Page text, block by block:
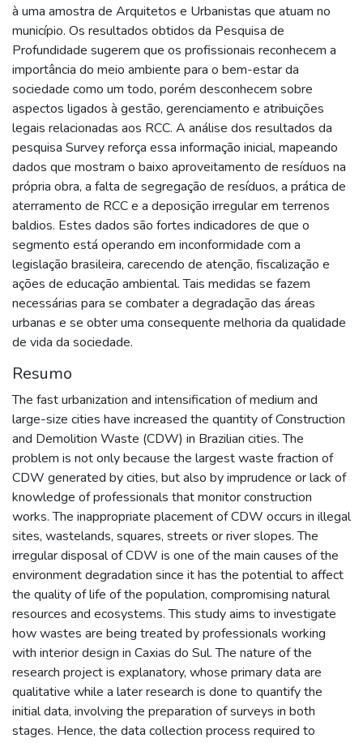
à uma amostra de Arquitetos e Urbanistas que atuam no
município. Os resultados obtidos da Pesquisa de
Profundidade sugerem que os profissionais reconhecem a
importância do meio ambiente para o bem-estar da
sociedade como um todo, porém desconhecem sobre
aspectos ligados à gestão, gerenciamento e atribuições
legais relacionadas aos RCC. A análise dos resultados da
pesquisa Survey reforça essa informação inicial, mapeando
dados que mostram o baixo aproveitamento de resíduos na
própria obra, a falta de segregação de resíduos, a prática de
aterramento de RCC e a deposição irregular em terrenos
baldios. Estes dados são fortes indicadores de que o
segmento está operando em inconformidade com a
legislação brasileira, carecendo de atenção, fiscalização e
ações de educação ambiental. Tais medidas se fazem
necessárias para se combater a degradação das áreas
urbanas e se obter uma consequente melhoria da qualidade
de vida da sociedade.
Resumo
The fast urbanization and intensification of medium and
large-size cities have increased the quantity of Construction
and Demolition Waste (CDW) in Brazilian cities. The
problem is not only because the largest waste fraction of
CDW generated by cities, but also by imprudence or lack of
knowledge of professionals that monitor construction
works. The inappropriate placement of CDW occurs in illegal
sites, wastelands, squares, streets or river slopes. The
irregular disposal of CDW is one of the main causes of the
environment degradation since it has the potential to affect
the quality of life of the population, compromising natural
resources and ecosystems. This study aims to investigate
how wastes are being treated by professionals working
with interior design in Caxias do Sul. The nature of the
research project is explanatory, whose primary data are
qualitative while a later research is done to quantify the
initial data, involving the preparation of surveys in both
stages. Hence, the data collection process required to